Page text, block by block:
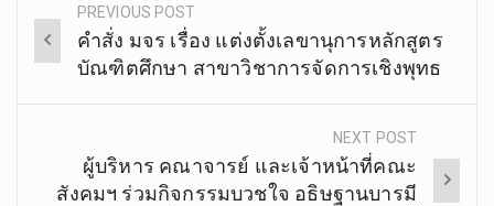
Post
navigation
PREVIOUS POST
คำสั่ง​ มจร​ เรื่อง​ แต่งตั้ง​เลขานุการ​หลักสูตร​
บัณฑิต​ศึกษา​ สาขาวิชา​การจัดการ​เชิง​พุทธ
NEXT POST
ผู้บริหาร คณาจารย์ และเจ้าหน้าที่คณะ
สังคมฯ ร่วมกิจกรรมบวชใจ อธิษฐานบารมี